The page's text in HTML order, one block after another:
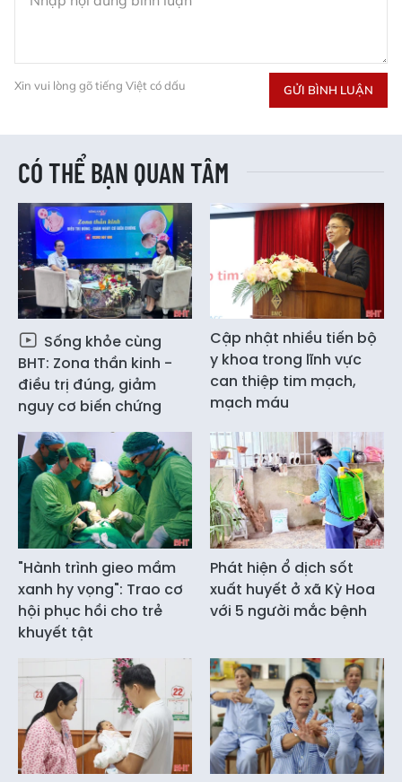
Xin vui lòng gõ tiếng Việt có dấu GỬI BÌNH LUẬN
CÓ THỂ BẠN QUAN TÂM
Sống khỏe cùng
BHT: Zona thần kinh -
điều trị đúng, giảm
nguy cơ biến chứng
Cập nhật nhiều tiến bộ
y khoa trong lĩnh vực
can thiệp tim mạch,
mạch máu
"Hành trình gieo mầm
xanh hy vọng": Trao cơ
hội phục hồi cho trẻ
khuyết tật
Phát hiện ổ dịch sốt
xuất huyết ở xã Kỳ Hoa
với 5 người mắc bệnh